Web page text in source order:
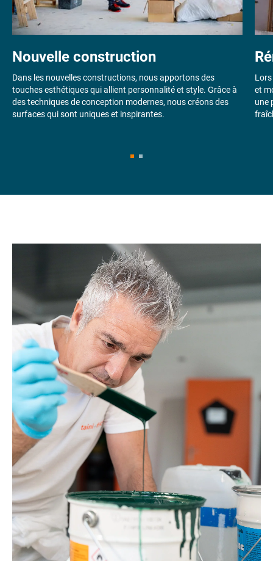
Nouvelle construction
Dans les nouvelles constructions, nous apportons des
touches esthétiques qui allient personnalité et style. Grâce à
des techniques de conception modernes, nous créons des
surfaces qui sont uniques et inspirantes.
et
une